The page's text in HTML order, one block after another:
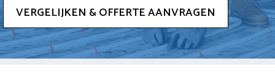
VERGELIJKEN & OFFERTE AANVRAGEN